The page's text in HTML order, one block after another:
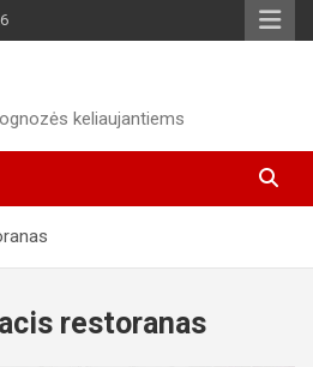
keliaujantiems
restoranas